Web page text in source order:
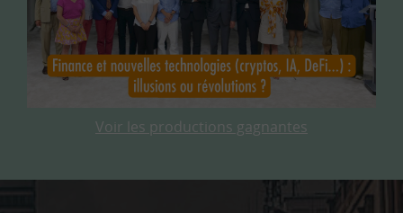
Voir les productions gagnantes